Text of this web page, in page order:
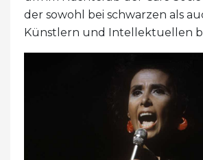
der sowohl bei schwarzen als
Künstlern und Intellektuellen